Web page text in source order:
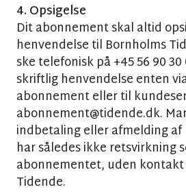
4. Opsigelse
Dit abonnement skal altid
henvendelse til Bornholms
ske telefonisk på +45 56 90
skriftlig henvendelse enten
abonnement eller til
abonnement@tidende.dk.
indbetaling eller afmelding
har således ikke retsvirkning
abonnementet, uden
Tidende.